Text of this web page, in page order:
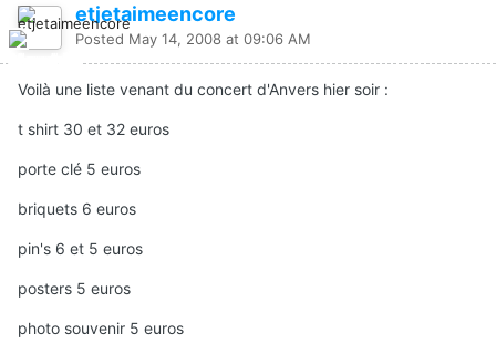
etjetaimeencore
Posted May 14, 2008 at 09:06 AM
Voilà une liste venant du concert d'Anvers hier soir :
t shirt 30 et 32 euros
porte clé 5 euros
briquets 6 euros
pin's 6 et 5 euros
posters 5 euros
photo souvenir 5 euros